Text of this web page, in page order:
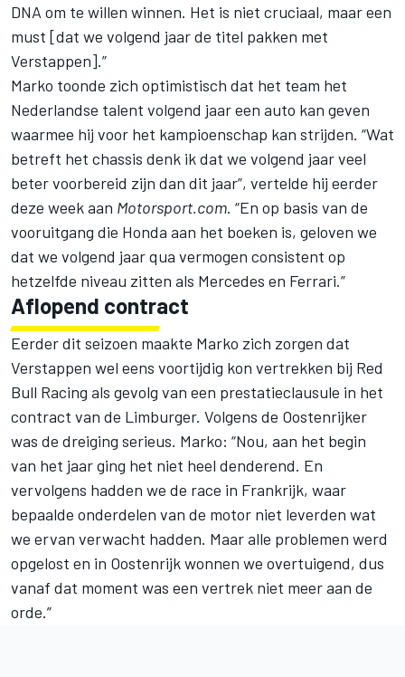
DNA om te willen winnen. Het is niet cruciaal, maar een
must [dat we volgend jaar de titel pakken met
Verstappen].”
Marko toonde zich optimistisch dat het team het
Nederlandse talent volgend jaar een auto kan geven
waarmee hij voor het kampioenschap kan strijden. “Wat
betreft het chassis denk ik dat we volgend jaar veel
beter voorbereid zijn dan dit jaar”, vertelde hij eerder
deze week aan Motorsport.com. “En op basis van de
vooruitgang die Honda aan het boeken is, geloven we
dat we volgend jaar qua vermogen consistent op
hetzelfde niveau zitten als Mercedes en Ferrari.”
Aflopend contract
Eerder dit seizoen maakte Marko zich zorgen dat
Verstappen wel eens voortijdig kon vertrekken bij Red
Bull Racing als gevolg van een prestatieclausule in het
contract van de Limburger. Volgens de Oostenrijker
was de dreiging serieus. Marko: “Nou, aan het begin
van het jaar ging het niet heel denderend. En
vervolgens hadden we de race in Frankrijk, waar
bepaalde onderdelen van de motor niet leverden wat
we ervan verwacht hadden. Maar alle problemen werd
opgelost en in Oostenrijk wonnen we overtuigend, dus
vanaf dat moment was een vertrek niet meer aan de
orde.”